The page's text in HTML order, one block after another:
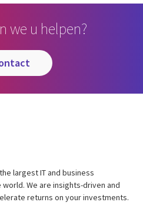
we u helpen?
largest IT and business
We are insights-driven and
returns on your investments.